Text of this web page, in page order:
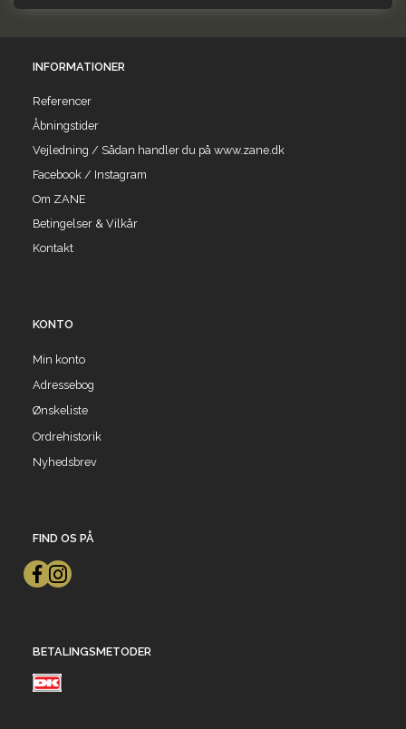
INFORMATIONER
Referencer
Åbningstider
Vejledning / Sådan handler du på www.zane.dk
Facebook / Instagram
Om ZANE
Betingelser & Vilkår
Kontakt
KONTO
Min konto
Adressebog
Ønskeliste
Ordrehistorik
Nyhedsbrev
FIND OS PÅ
BETALINGSMETODER